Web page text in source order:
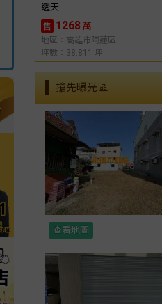
透天
售 1268 萬
地區：高雄市阿蓮區
坪數：38.811 坪
搶先曝光區
查看地圖